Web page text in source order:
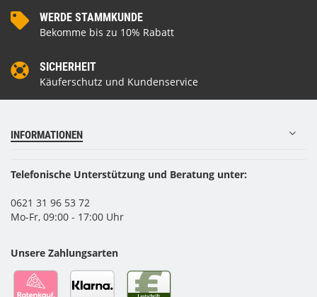
WERDE STAMMKUNDE
Bekomme bis zu 10% Rabatt
SICHERHEIT
Käuferschutz und Kundenservice
INFORMATIONEN
Telefonische Unterstützung und Beratung unter:
0621 31 96 53 72
Mo-Fr, 09:00 - 17:00 Uhr
Unsere Zahlungsarten